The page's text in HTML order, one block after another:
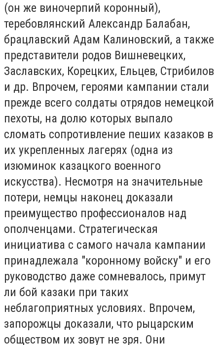
(он же виночерпий коронный),
теребовлянский Александр Балабан,
брацлавский Адам Калиновский, а также
представители родов Вишневецких,
Заславских, Корецких, Ельцев, Стрибилов
и др. Впрочем, героями кампании стали
прежде всего солдаты отрядов немецкой
пехоты, на долю которых выпало
сломать сопротивление пеших казаков в
их укрепленных лагерях (одна из
изюминок казацкого военного
искусства). Несмотря на значительные
потери, немцы наконец доказали
преимущество профессионалов над
ополченцами. Стратегическая
инициатива с самого начала кампании
принадлежала "коронному войску" и его
руководство даже сомневалось, примут
ли бой казаки при таких
неблагоприятных условиях. Впрочем,
запорожцы доказали, что рыцарским
обществом их зовут не зря. Они